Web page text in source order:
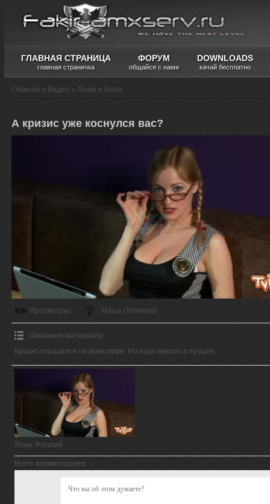
ГЛАВНАЯ СТРАНИЦА
главная страничка
ФОРУМ
общайся с нами
DOWNLOADS
качай бесплатно
Главная » Видео » Люди и блоги
А кризис уже коснулся вас?
Просмотры: Маша Полякова
Описание материала:
Кризис отразился на всем мире. Но надо верить в лучшее.
Язык: Русский
Всего комментариев: